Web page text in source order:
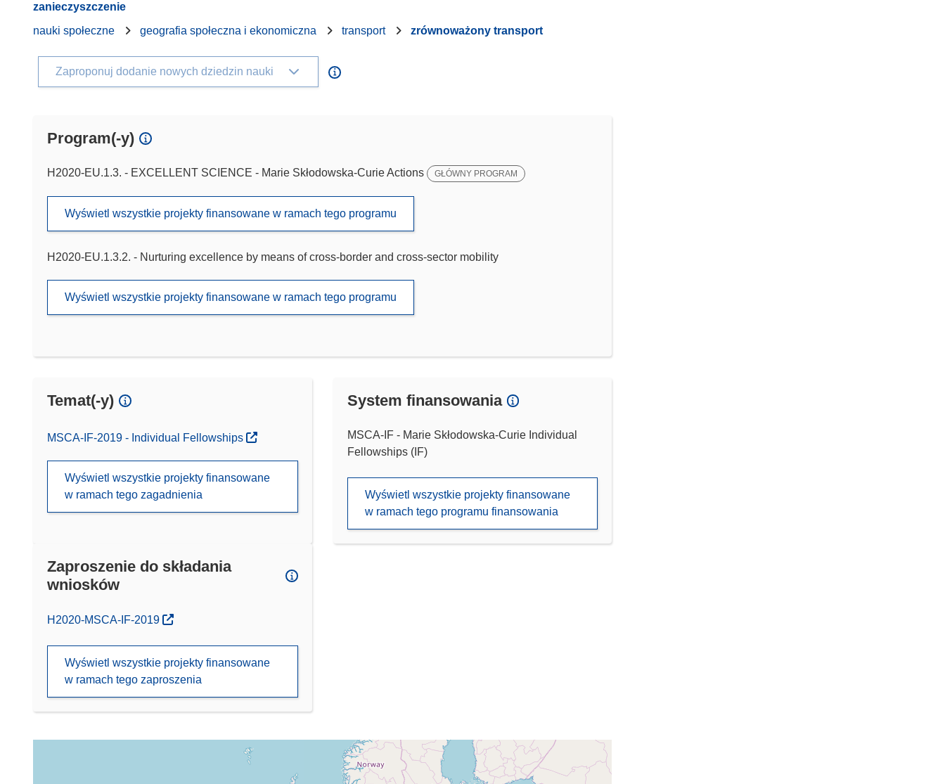
zanieczyszczenie
nauki społeczne
geografia społeczna i ekonomiczna transport zrównoważony transport
Zaproponuj dodanie nowych dziedzin nauki
Program(-y)
H2020-EU.1.3. - EXCELLENT SCIENCE - Marie Skłodowska-Curie Actions GŁÓWNY PROGRAM
Wyświetl wszystkie projekty finansowane w ramach tego programu
H2020-EU.1.3.2. - Nurturing excellence by means of cross-border and cross-sector mobility
Wyświetl wszystkie projekty finansowane w ramach tego programu
Temat(-y)
MSCA-IF-2019 - Individual Fellowships
Wyświetl wszystkie projekty finansowane
w ramach tego zagadnienia
System finansowania
MSCA-IF - Marie Skłodowska-Curie Individual
Fellowships (IF)
Wyświetl wszystkie projekty finansowane
w ramach tego programu finansowania
Zaproszenie do składania
wniosków
(odnośnik otworzy się w nowym oknie)
H2020-MSCA-IF-2019
Wyświetl wszystkie projekty finansowane
w ramach tego zaproszenia